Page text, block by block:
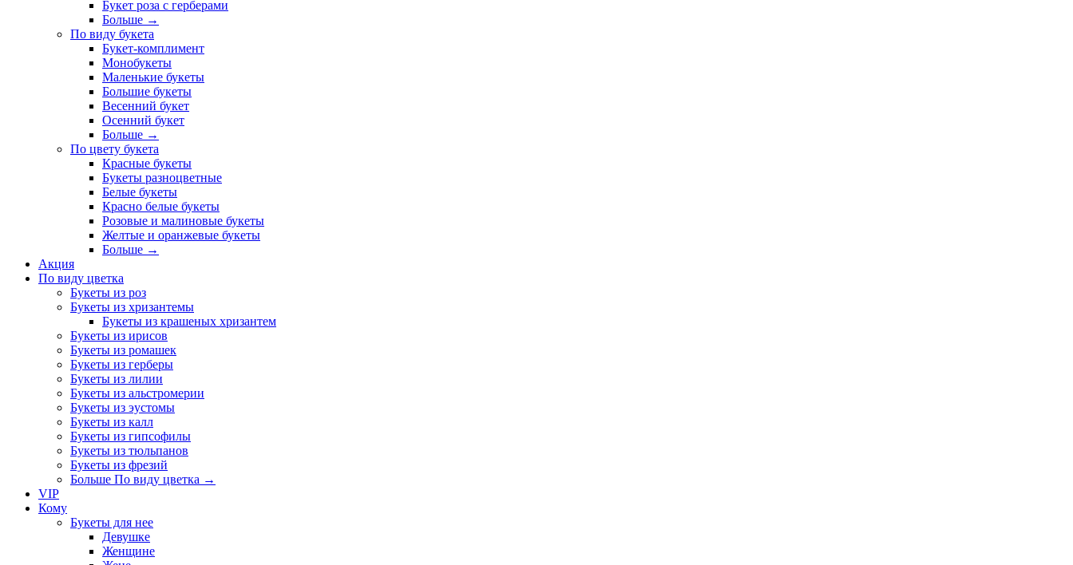
Букет роза с герберами
Больше →
По виду букета
Букет-комплимент
Монобукеты
Маленькие букеты
Большие букеты
Весенний букет
Осенний букет
Больше →
По цвету букета
Красные букеты
Букеты разноцветные
Белые букеты
Красно белые букеты
Розовые и малиновые букеты
Желтые и оранжевые букеты
Больше →
Акция
По виду цветка
Букеты из роз
Букеты из хризантемы
Букеты из крашеных хризантем
Букеты из ирисов
Букеты из ромашек
Букеты из герберы
Букеты из лилии
Букеты из альстромерии
Букеты из эустомы
Букеты из калл
Букеты из гипсофилы
Букеты из тюльпанов
Букеты из фрезий
Больше По виду цветка →
VIP
Кому
Букеты для нее
Девушке
Женщине